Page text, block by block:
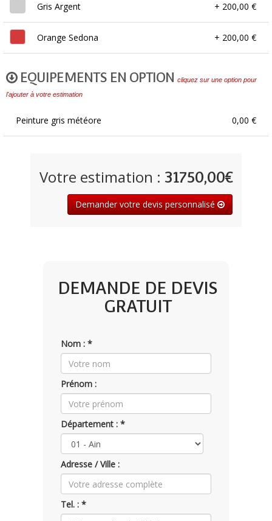
Gris Argent + 200,00 €
Orange Sedona + 200,00 €
EQUIPEMENTS EN OPTION cliquez sur une option pour
l'ajouter à votre estimation
Peinture gris météore 0,00 €
Votre estimation : 31750,00€
Demander votre devis personnalisé
DEMANDE DE DEVIS
GRATUIT
Nom : *
Prénom :
Département : *
Adresse / Ville :
Tel. : *